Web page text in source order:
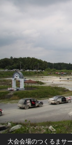
大会会場のつくるまサ